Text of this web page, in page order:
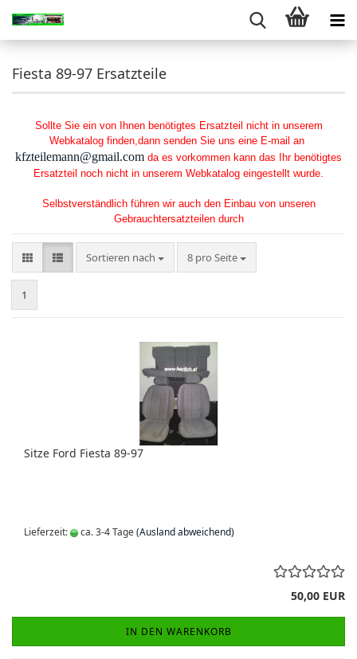
Fiesta 89-97 Ersatzteile
Sollte Sie ein von Ihnen benötigtes Ersatzteil nicht in unserem
Webkatalog finden,dann senden Sie uns eine E-mail an
kfzteilemann@gmail.com da es vorkommen kann das Ihr benötigtes
Ersatzteil noch nicht in unserem Webkatalog eingestellt wurde.
Selbstverständlich führen wir auch den Einbau von unseren
Gebrauchtersatzteilen durch
Sortieren nach
Sortieren nach 8 pro Seite
pro Seite
1
Sitze Ford Fiesta 89-97
Lieferzeit: ca. 3-4 Tage(Ausland abweichend)
50,00 EUR
IN DEN WARENKORB